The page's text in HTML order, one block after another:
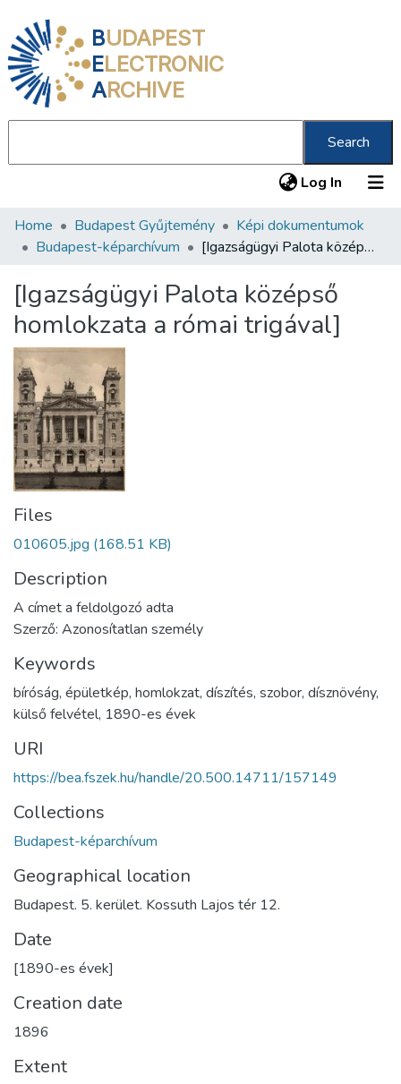
BUDAPEST
ELECTRONIC
ARCHIVE
Search
Log In (current)
Communities & Collections
Statistics
About us
Home Budapest Gyűjtemény
Képi dokumentumok
Budapest-képarchívum
[Igazságügyi Palota középső homlokzata a római trigával]
[Igazságügyi Palota középső
homlokzata a római trigával]
Files
010605.jpg (168.51 KB)
Description
A címet a feldolgozó adta
Szerző: Azonosítatlan személy
Keywords
bíróság, épületkép, homlokzat, díszítés, szobor, dísznövény,
külső felvétel, 1890-es évek
URI
https://bea.fszek.hu/handle/20.500.14711/157149
Collections
Budapest-képarchívum
Geographical location
Budapest. 5. kerület. Kossuth Lajos tér 12.
Date
[1890-es évek]
Creation date
1896
Extent